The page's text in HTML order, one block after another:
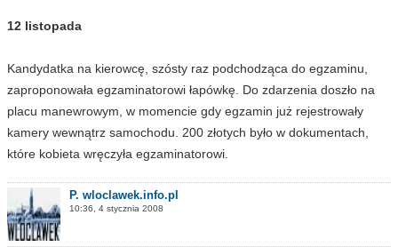
12 listopada
Kandydatka na kierowcę, szósty raz podchodząca do egzaminu,
zaproponowała egzaminatorowi łapówkę. Do zdarzenia doszło na
placu manewrowym, w momencie gdy egzamin już rejestrowały
kamery wewnątrz samochodu. 200 złotych było w dokumentach,
które kobieta wręczyła egzaminatorowi.
P. wloclawek.info.pl
10:36, 4 stycznia 2008